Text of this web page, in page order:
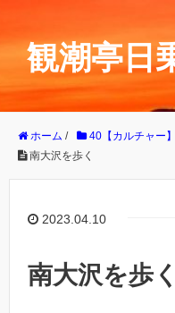
観潮亭日
ホーム / 40【カルチャー】
南大沢を歩く
2023.04.10
南大沢を歩く